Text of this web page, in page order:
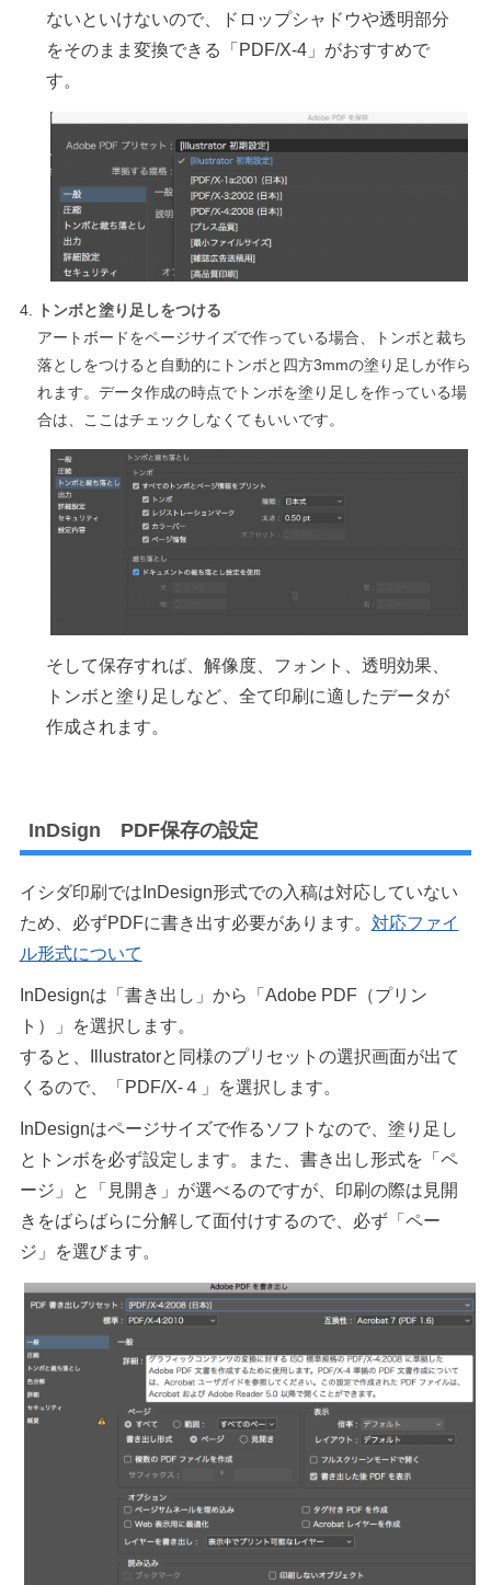
ないといけないので、ドロップシャドウや透明部分
をそのまま変換できる「PDF/X-4」がおすすめで
す。
トンボと塗り足しをつける
アートボードをページサイズで作っている場合、トンボと裁ち
落としをつけると自動的にトンボと四方3mmの塗り足しが作ら
れます。データ作成の時点でトンボを塗り足しを作っている場
合は、ここはチェックしなくてもいいです。
そして保存すれば、解像度、フォント、透明効果、
トンボと塗り足しなど、全て印刷に適したデータが
作成されます。
InDsign PDF保存の設定
イシダ印刷ではInDesign形式での入稿は対応していない
ため、必ずPDFに書き出す必要があります。 対応ファイ
ル形式について
InDesignは「書き出し」から「Adobe PDF（プリン
ト）」を選択します。
すると、Illustratorと同様のプリセットの選択画面が出て
くるので、「PDF/X-４」を選択します。
InDesignはページサイズで作るソフトなので、塗り足し
とトンボを必ず設定します。また、書き出し形式を「ペ
ージ」と「見開き」が選べるのですが、印刷の際は見開
きをばらばらに分解して面付けするので、必ず「ペー
ジ」を選びます。